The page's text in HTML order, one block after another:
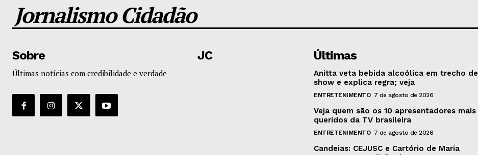
Jornalismo Cidadão
Sobre
Últimas notícias com credibilidade e verdade
JC Últimas
Anitta veta bebida alcoólica em trecho de
show e explica regra; veja
ENTRETENIMENTO 7 de agosto de 2026
Veja quem são os 10 apresentadores mais
queridos da TV brasileira
ENTRETENIMENTO 7 de agosto de 2026
Candeias: CEJUSC e Cartório de Maria